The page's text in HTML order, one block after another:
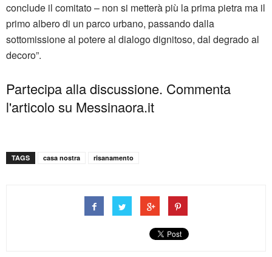
conclude il comitato – non si metterà più la prima pietra ma il
primo albero di un parco urbano, passando dalla
sottomissione al potere al dialogo dignitoso, dal degrado al
decoro”.
Partecipa alla discussione. Commenta
l'articolo su Messinaora.it
TAGS casa nostra risanamento